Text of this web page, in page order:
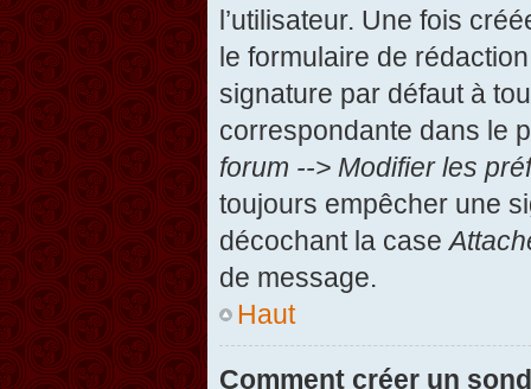
l’utilisateur. Une fois
le formulaire de
signature par défaut à
correspondante dans le
forum --> Modifier les
toujours empêcher une
décochant la case
de message.
Haut
Comment créer un